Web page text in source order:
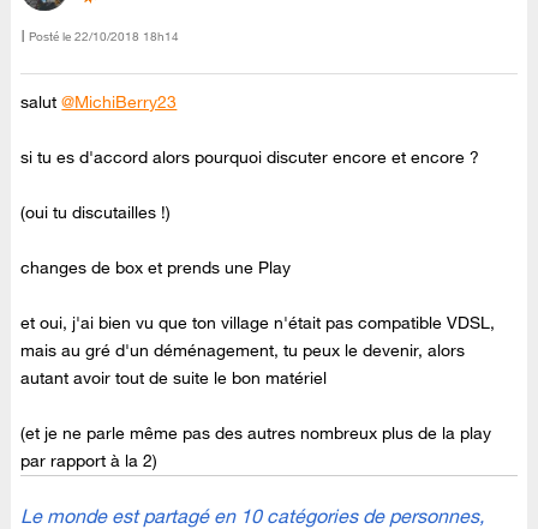
Posté le ‎22/10/2018 18h14
salut@MichiBerry23
si tu es d'accord alors pourquoi discuter encore et encore ?
(oui tu discutailles !)
changes de box et prends une Play
et oui, j'ai bien vu que ton village n'était pas compatible VDSL,
mais au gré d'un déménagement, tu peux le devenir, alors
autant avoir tout de suite le bon matériel
(et je ne parle même pas des autres nombreux plus de la play
par rapport à la 2)
Le monde est partagé en 10 catégories de personnes,